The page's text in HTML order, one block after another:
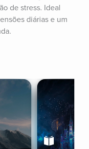
de stress. Ideal
diárias e um